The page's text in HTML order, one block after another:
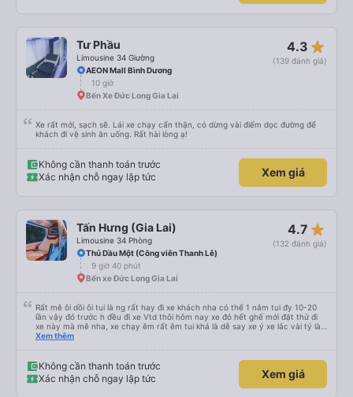
Tư Phầu
Limousine 34 Giường
4.3 star_rate
(139 đánh giá)
AEON Mall Bình Dương
10 giờ
Bến Xe Đức Long Gia Lai
Xe rất mới, sạch sẽ. Lái xe chạy cẩn thận, có dừng vài điểm dọc đường để
khách đi vệ sinh ăn uống. Rất hài lòng ạ!
Không cần thanh toán trước
Xác nhận chỗ ngay lập tức
Xem giá
Tấn Hưng (Gia Lai)
Limousine 34 Phòng
4.7 star_rate
(132 đánh giá)
Thủ Dầu Một (Công viên Thanh Lễ)
9 giờ 40 phút
Bến xe Đức Long Gia Lai
Rất mê ôi dồi ôi tui là ng rất hay đi xe khách nha có thể 1 năm tui đy 10-20
lần vậy đó trước h đều đi xe Vtd thôi hôm nay xe đó hết ghế mới đặt thử đi
xe này mà mê nha, xe chạy êm rất êm tui khá là dễ say xe ý xe lắc vài tý là
tui say liền à mà đi xe này tui ngồi các kiểu thậm chí gần nữa đoạn đg tui
má ko hôi ko ngứa đắp yên tâm lắm tr có mấy xe chăn mỏng điều hòa lạnh
đắp vào 1 lúc vừa hôi vừa ngứa hổng dám đắp, mấy trạm dừng chân đi WC
có nước nha, huhu nhiều chỗ tui đi mấy xe khác ko có nc thậm chí giấy cũng
Xem thêm
Không cần thanh toán trước
Xác nhận chỗ ngay lập tức
Xem giá